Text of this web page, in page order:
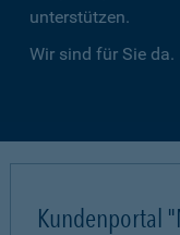
unterstützen.
Wir sind für Sie da.
Kundenportal